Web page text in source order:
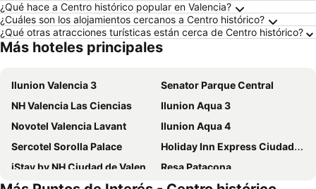
¿Qué hace a Centro histórico popular en Valencia?
¿Cuáles son los alojamientos cercanos a Centro histórico?
¿Qué otras atracciones turísticas están cerca de Centro histórico?
Más hoteles principales
Ilunion Valencia 3
Senator Parque Central
NH Valencia Las Ciencias
Ilunion Aqua 3
Novotel Valencia Lavant
Ilunion Aqua 4
Sercotel Sorolla Palace
Holiday Inn Express Ciudad de las Ciencias
iStay by NH Ciudad de Valencia Hotel
Resa Patacona